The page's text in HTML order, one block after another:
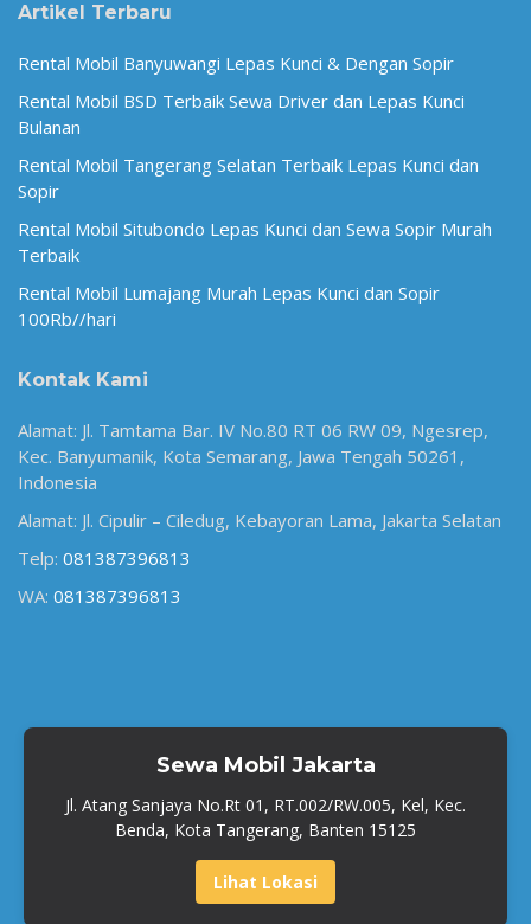
Artikel Terbaru
Rental Mobil Banyuwangi Lepas Kunci & Dengan Sopir
Rental Mobil BSD Terbaik Sewa Driver dan Lepas Kunci
Bulanan
Rental Mobil Tangerang Selatan Terbaik Lepas Kunci dan
Sopir
Rental Mobil Situbondo Lepas Kunci dan Sewa Sopir Murah
Terbaik
Rental Mobil Lumajang Murah Lepas Kunci dan Sopir
100Rb//hari
Kontak Kami
Alamat: Jl. Tamtama Bar. IV No.80 RT 06 RW 09, Ngesrep,
Kec. Banyumanik, Kota Semarang, Jawa Tengah 50261,
Indonesia
Alamat: Jl. Cipulir – Ciledug, Kebayoran Lama, Jakarta Selatan
Telp: 081387396813
WA: 081387396813
Sewa Mobil Jakarta
Jl. Atang Sanjaya No.Rt 01, RT.002/RW.005, Kel, Kec.
Benda, Kota Tangerang, Banten 15125
Lihat Lokasi